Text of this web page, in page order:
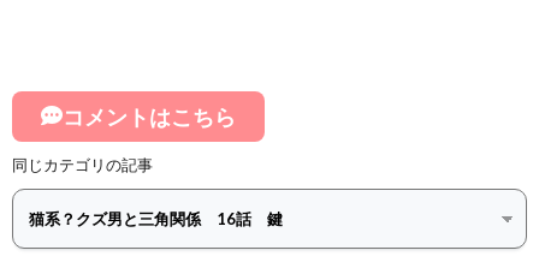
コメントはこちら
同じカテゴリの記事